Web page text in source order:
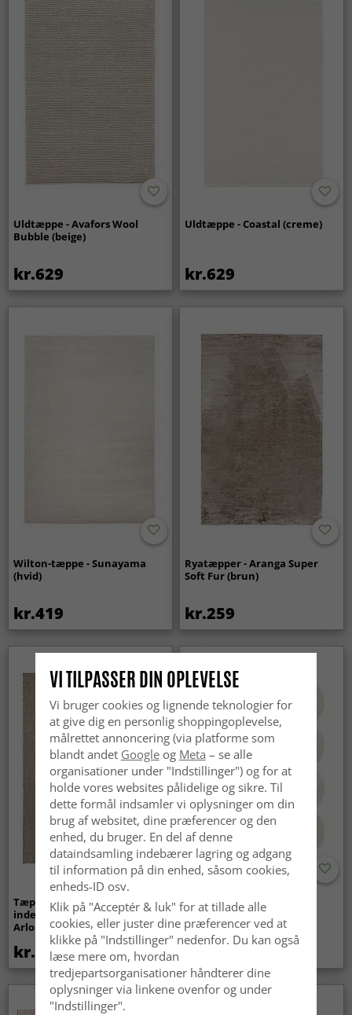
Uldtæppe - Avafors Wool
Bubble (beige)
kr.629
Uldtæppe - Coastal (creme)
kr.629
Wilton-tæppe - Sunayama
(hvid)
kr.419
Ryatæpper - Aranga Super
Soft Fur (brun)
kr.259
Tæpper til
indendørs/udendørs brug -
Arlo (beige)
kr.439
Bølget ryatæppe - Aranga
Super Soft Fur (beige)
VI TILPASSER DIN OPLEVELSE
Vi bruger cookies og lignende teknologier for
at give dig en personlig shoppingoplevelse,
målrettet annoncering (via platforme som
blandt andet Googleog Meta – se alle
organisationer under "Indstillinger") og for at
holde vores websites pålidelige og sikre. Til
dette formål indsamler vi oplysninger om din
brug af websitet, dine præferencer og den
enhed, du bruger. En del af denne
dataindsamling indebærer lagring og adgang
til information på din enhed, såsom cookies,
enheds-ID osv.
Klik på "Acceptér & luk" for at tillade alle
cookies, eller juster dine præferencer ved at
klikke på "Indstillinger" nedenfor. Du kan også
læse mere om, hvordan
tredjepartsorganisationer håndterer dine
oplysninger via linkene ovenfor og under
"Indstillinger".